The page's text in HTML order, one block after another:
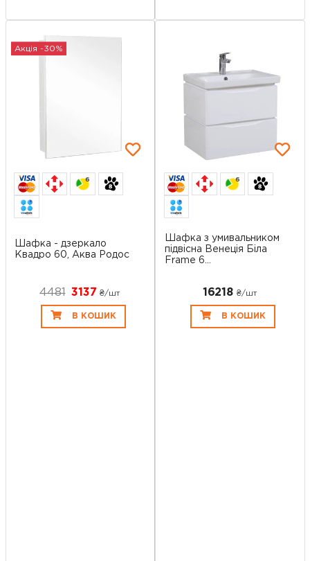
Акція -30%
6
Шафка - дзеркало
Квадро 60, Аква Родос
4481 3137₴/шт
В КОШИК
6
Шафка з умивальником
підвісна Венеція Біла
Frame 6...
16218 ₴/шт
В КОШИК